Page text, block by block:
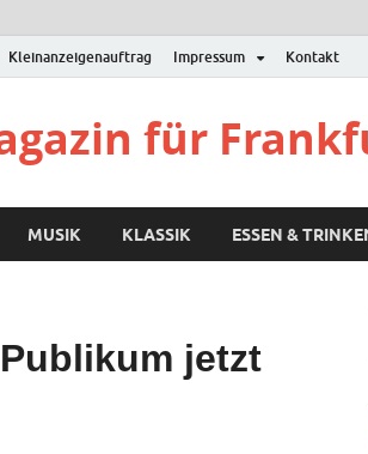
Kleinanzeigenauftrag Impressum Kontakt
für
MUSIK KLASSIK ESSEN &
jetzt